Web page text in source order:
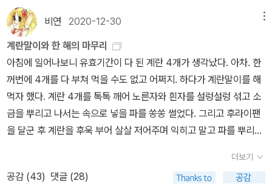
아인인 독일인은 남성적이며 유대인은 여성적이라는 주장을 펼쳤다.
이 젠더화된 편견 아래 유대인 여성은 매혹적인 유혹자로 대상화되었
고, 유대인 남성은 발기부전, 동성애자, 정신병자, 괴물로 낙인찍혔다.
근대 파시스트 국가에서 만연했던 이 반유대주의적 믿음은 여러 유대
인 작가, 학자, 의사, 정치인 들에 의해 내면화되고 더 널리 퍼졌다. 유
대인이라는 정체성에서 벗어나지 못하면서도 반유대주의적 태도를
내면화한 아버지의 모습 역시 그와 다르지 않았다. 브라질과 미국을
거쳐, 유대인 남성과 미국인 남성을 거쳐 ‘이방인’으로 떠돌던 긴긴 방
밖에 없었다. 혼란과 빈곤을 기회 삼아 헝가리에서는 우파 정권이 득
세했으며, 정부의 묵인 아래 극우주의자들은 “정체성의 보호”라는 구
하게 되는 여러가지 상황을 과연 알고 바꾸는 걸까. 수전의 아버지 말
처럼, 여성이라는 성별을 가진 나를 포함한 사람들은 여성으로서 살
기 힘든 점이 몸으로 마구 느껴지지만, 성전환이라는 것을 했을 때는
기존의 성이 가지지 못했던 좋은 점들만이 보일 수도 있겠다 싶었다.
말하자면, 사회적인 진정한 '여성'의 성별을 가지게 되는 것은 아니지
않은가. 라는 생각이 조심스럽게 들었다는 이야기이다. 트랜스섹슈
얼은 '이전의' 자아와 어떤 관계를 맺어야 하는가, 그리고 당신의 과거
를 삭제한다는 것은 무엇을 의미하는가? 당신이 그 성별이라고 믿는
성별처럼 '보이도록' 신체를 변형시킴으로써 당신은 여성성과 남성성
에 대한 완고하고 성차별적인 이해에 동조하는 것인가? 아니면 당신
드랑 같이 있는 걸로 골라보았다. ​​​ 『가라앉은 자와 살아남은 자』에서
제일 충격적이었던 것은 '독일에 살던 유대인들이 왜 저항하지 않고
순순히 독일 정부의 지시에 따라 이동하고 집결했을까?'라는 질문에
대한 답이었다. 그들은 자신들이 독일인이라고 생각했다. 유대인들은
자신들이 '독일인'이라고 생각했다. 독일에서 태어났고, 독일에서 자
랐고, 모국어가 독일어지만, 어떻게 스스로를 '독일인'이라고 생각했
던 거지? 이에 대해선 우치다가 잘 설명해 주고 있다. ​유대인을 다른
민족 집단과 구분할 수 있는 유의미한 생물학적 특징은 존재하지 않
리카계 유대인을 '세파르딤', 프랑스, 독일, 동유럽게 유대인을 '아슈케
나짐'으로 나누는 구별이 12세기 이후 행해지는데 이는 종교 교의와
비연 2020-12-30
계란말이와 한 해의 마무리
아침에 일어나보니 유효기간이 다 된 계란 4개가 생각났다. 아차. 한
꺼번에 4개를 다 부쳐 먹을 수도 없고 어쩌지. 하다가 계란말이를 해
먹자 했다. 계란 4개를 톡톡 깨어 노른자와 흰자를 설렁설렁 섞고 소
금을 뿌리고 나서는 속으로 넣을 파를 쏭쏭 썰었다. 그리고 후라이팬
을 달군 후 계란을 후욱 부어 살살 저어주며 익히고 말고 파를 뿌리
개밖에 없는 건... 4개가 내 뱃속으로 갔기 때문이죠 흠흠. 그깟 계
란말이 하나 한 거 가지고 무슨 사진을 올리고 설명을 하고 난리란 말
더보기
공감 (43) 댓글 (28)